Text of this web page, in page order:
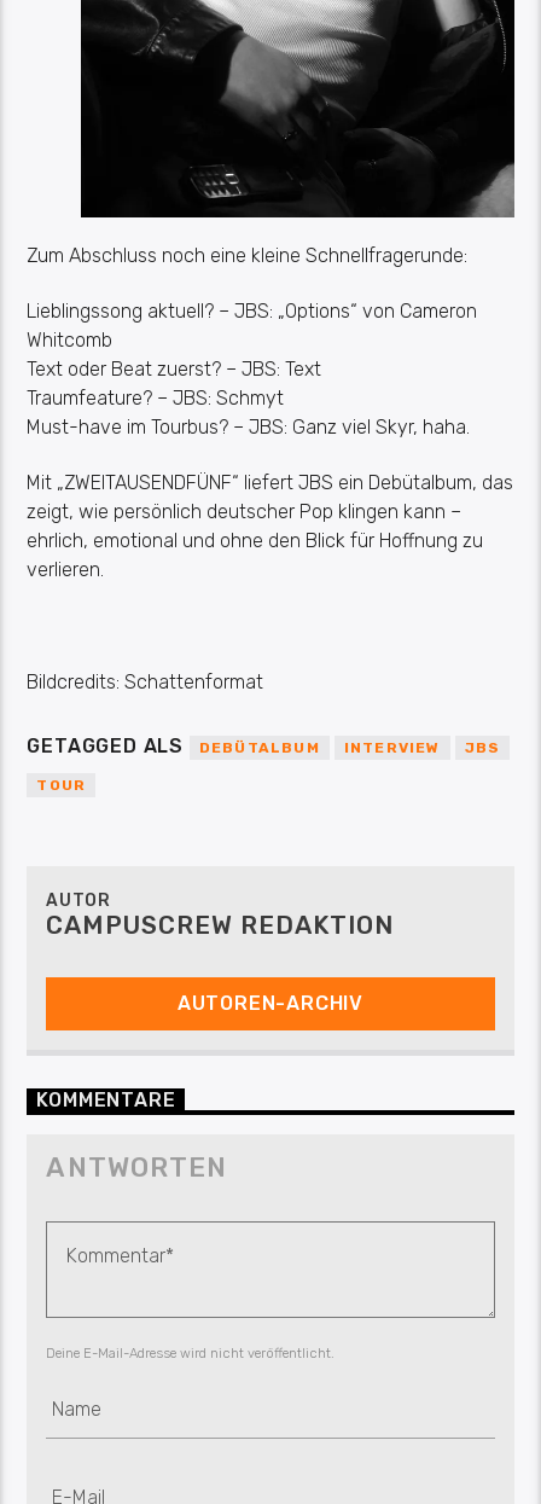
Zum Abschluss noch eine kleine Schnellfragerunde:
Lieblingssong aktuell? –JBS: „Options“ von Cameron
Whitcomb
Text oder Beat zuerst? – JBS: Text
Traumfeature? – JBS: Schmyt
Must-have im Tourbus? –JBS: Ganz viel Skyr, haha.
Mit „ZWEITAUSENDFÜNF“ liefert JBS ein Debütalbum, das
zeigt, wie persönlich deutscher Pop klingen kann –
ehrlich, emotional und ohne den Blick für Hoffnung zu
verlieren.
Bildcredits: Schattenformat
GETAGGED ALS DEBÜTALBUM INTERVIEW JBS
TOUR
AUTOR
CAMPUSCREW REDAKTION
AUTOREN-ARCHIV
KOMMENTARE
ANTWORTEN
Deine E-Mail-Adresse wird nicht veröffentlicht.